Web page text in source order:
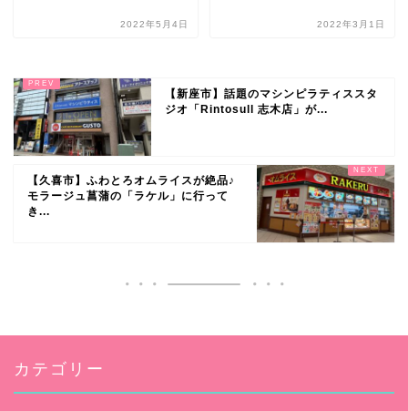
2022年5月4日 2022年3月1日
【新座市】話題のマシンピラティススタ
ジオ「Rintosull 志木店」が...
【久喜市】ふわとろオムライスが絶品♪
モラージュ菖蒲の「ラケル」に行って
き...
カテゴリー